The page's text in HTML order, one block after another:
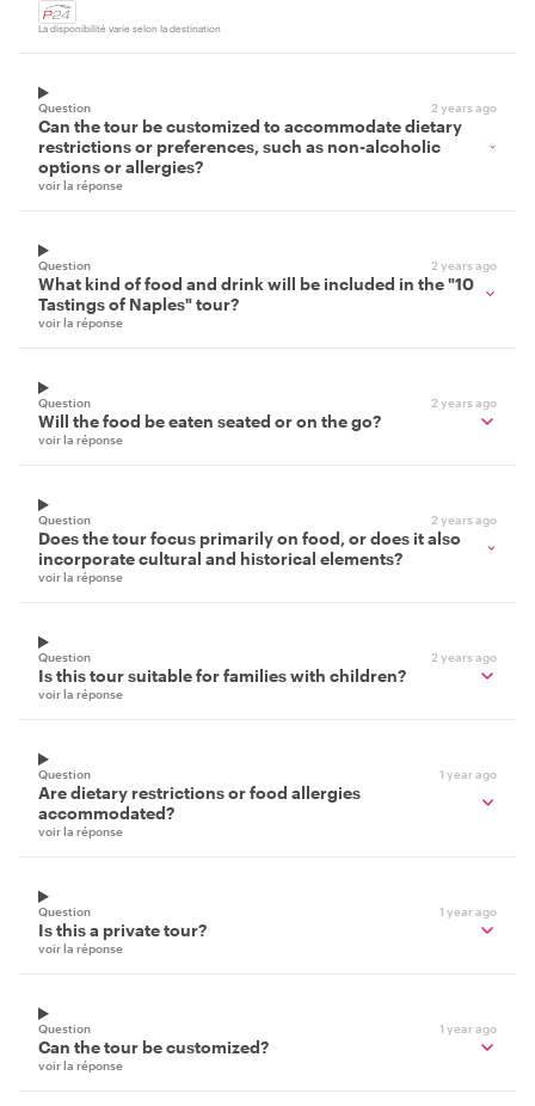
La disponibilité varie selon la destination
Question 2 years ago
Can the tour be customized to accommodate dietary
restrictions or preferences, such as non-alcoholic
options or allergies?
voir la réponse
Question 2 years ago
What kind of food and drink will be included in the "10
Tastings of Naples" tour?
voir la réponse
Question 2 years ago
Will the food be eaten seated or on the go?
voir la réponse
Question 2 years ago
Does the tour focus primarily on food, or does it also
incorporate cultural and historical elements?
voir la réponse
Question 2 years ago
Is this tour suitable for families with children?
voir la réponse
Question 1 year ago
Are dietary restrictions or food allergies
accommodated?
voir la réponse
Question 1 year ago
Is this a private tour?
voir la réponse
Question 1 year ago
Can the tour be customized?
voir la réponse